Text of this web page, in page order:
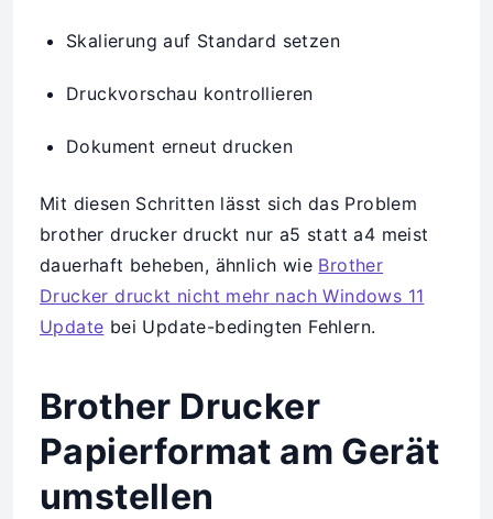
Skalierung auf Standard setzen
Druckvorschau kontrollieren
Dokument erneut drucken
Mit diesen Schritten lässt sich das Problem
brother drucker druckt nur a5 statt a4 meist
dauerhaft beheben, ähnlich wie Brother
Drucker druckt nicht mehr nach Windows 11
Update bei Update-bedingten Fehlern.
Brother Drucker
Papierformat am Gerät
umstellen